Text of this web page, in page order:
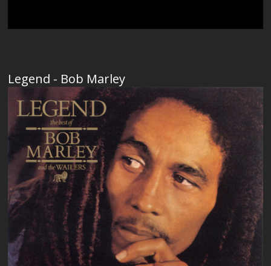
Legend - Bob Marley